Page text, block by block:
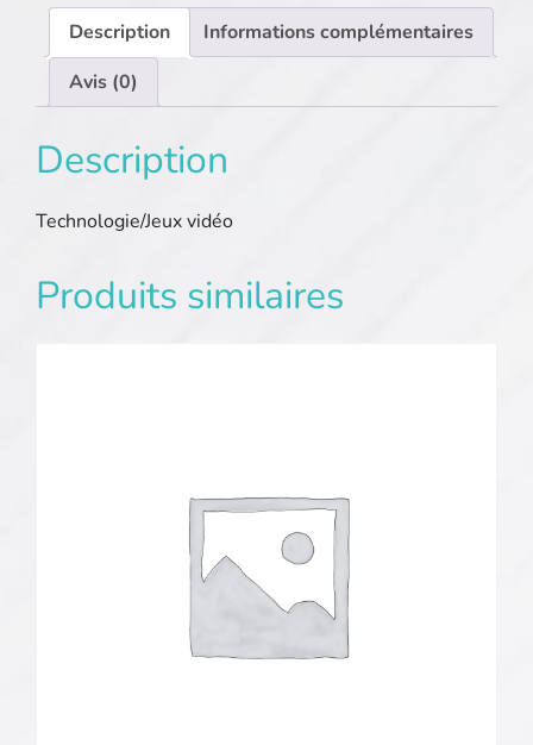
Description
Informations complémentaires
Avis (0)
Description
Technologie/Jeux vidéo
Produits similaires